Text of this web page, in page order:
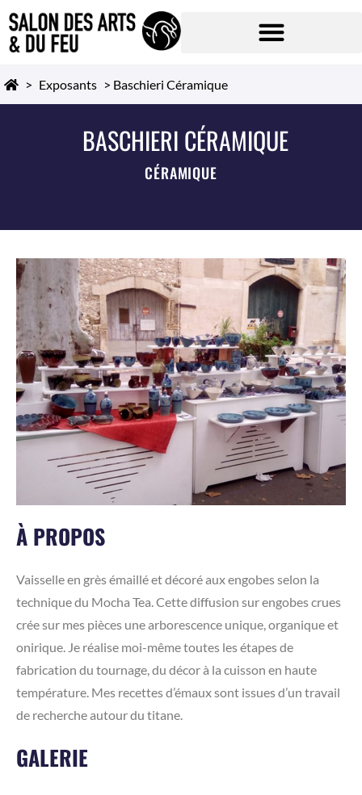
> Exposants > Baschieri Céramique
BASCHIERI CÉRAMIQUE
CÉRAMIQUE
À PROPOS
Vaisselle en grès émaillé et décoré aux engobes selon la
technique du Mocha Tea. Cette diffusion sur engobes crues
crée sur mes pièces une arborescence unique, organique et
onirique. Je réalise moi-même toutes les étapes de
fabrication du tournage, du décor à la cuisson en haute
température. Mes recettes d’émaux sont issues d’un travail
de recherche autour du titane.
GALERIE